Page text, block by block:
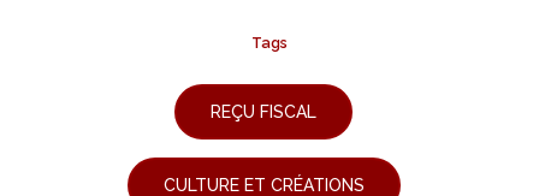
Tags
REÇU FISCAL
CULTURE ET CRÉATIONS